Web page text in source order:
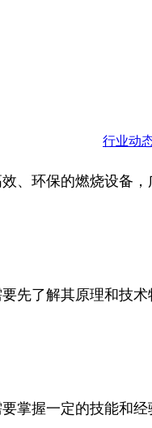
行业动
、环保的燃烧设备
先了解其原理和技
掌握一定的技能和